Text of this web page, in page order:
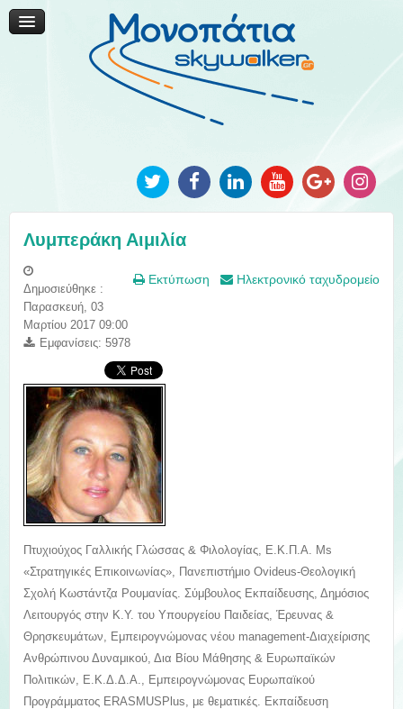
Μονοπάτια Καινοτομίας
Μονοπάτια Τοπικής Ανάπτυξης
Ανακοινώσεις
Φωτογραφίες
Λυμπεράκη Αιμιλία
Εκτύπωση Ηλεκτρονικό ταχυδρομείο
Δημοσιεύθηκε :
Παρασκευή, 03
Μαρτίου 2017 09:00
Εμφανίσεις: 5978
Πτυχιούχος Γαλλικής Γλώσσας & Φιλολογίας, Ε.Κ.Π.Α. Ms
«Στρατηγικές Επικοινωνίας», Πανεπιστήμιο Ovideus-Θεολογική
Σχολή Κωστάντζα Ρουμανίας. Σύμβουλος Εκπαίδευσης, Δημόσιος
Λειτουργός στην Κ.Υ. του Υπουργείου Παιδείας, Έρευνας &
Θρησκευμάτων, Εμπειρογνώμονας νέου management-Διαχείρισης
Ανθρώπινου Δυναμικού, Δια Βίου Μάθησης & Ευρωπαϊκών
Πολιτικών, Ε.Κ.Δ.Δ.Α., Εμπειρογνώμονας Ευρωπαϊκού
Προγράμματος ERASMUSPlus, με θεματικές. Εκπαίδευση